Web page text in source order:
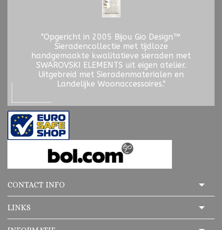
"Opgericht in 2005 Bijou Gio Design™
Sieradencollectie met tijdloze
handgemaakte kwalitatieve sieraden met
SWAROVSKI ELEMENTS uit eigen atelier.
Uitgebreid met Sieradenmaterialen en
Landelijke Woonaccessoires."
CONTACT INFO
LINKS